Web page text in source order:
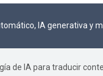
IA generativa y
de IA para traducir